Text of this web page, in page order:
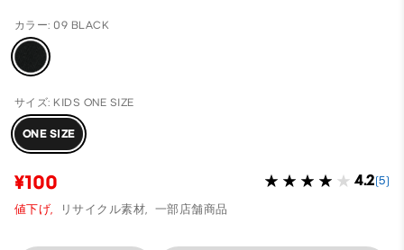
カラー: 09 BLACK
サイズ: KIDS ONE SIZE
ONE SIZE
¥100 4.2(5)
値下げ, リサイクル素材, 一部店舗商品